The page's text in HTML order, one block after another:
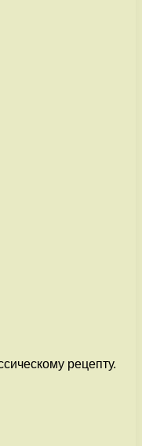
рецепту.